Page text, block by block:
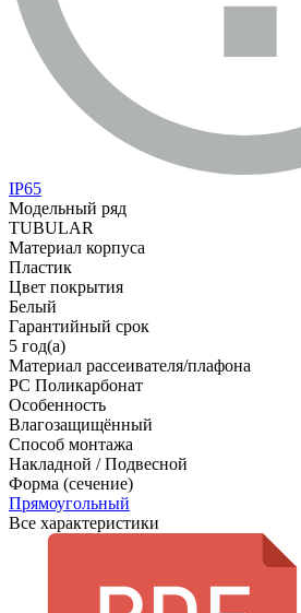
IP65
Модельный ряд
TUBULAR
Материал корпуса
Пластик
Цвет покрытия
Белый
Гарантийный срок
5 год(а)
Материал рассеивателя/плафона
PC Поликарбонат
Особенность
Влагозащищённый
Способ монтажа
Накладной / Подвесной
Форма (сечение)
Прямоугольный
Все характеристики